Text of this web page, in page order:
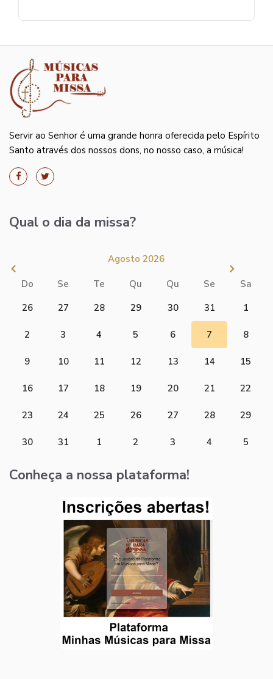
Servir ao Senhor é uma grande honra oferecida pelo Espírito
Santo através dos nossos dons, no nosso caso, a música!
Qual o dia da missa?
Agosto 2026
Do Se Te Qu Qu Se
Sa
26
27 28 29 30 31 1
2 3 4 5 6 7 8
9 10 11 12 13 14 15
16 17 18 19 20 21 22
23 24 25 26 27 28 29
30 31 1 2 3 4 5
Conheça a nossa plataforma!